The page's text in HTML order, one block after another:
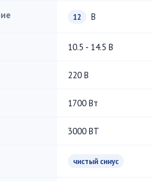
12 В
10.5 - 14.5 В
220 В
1700 Вт
3000 ВТ
чистый синус